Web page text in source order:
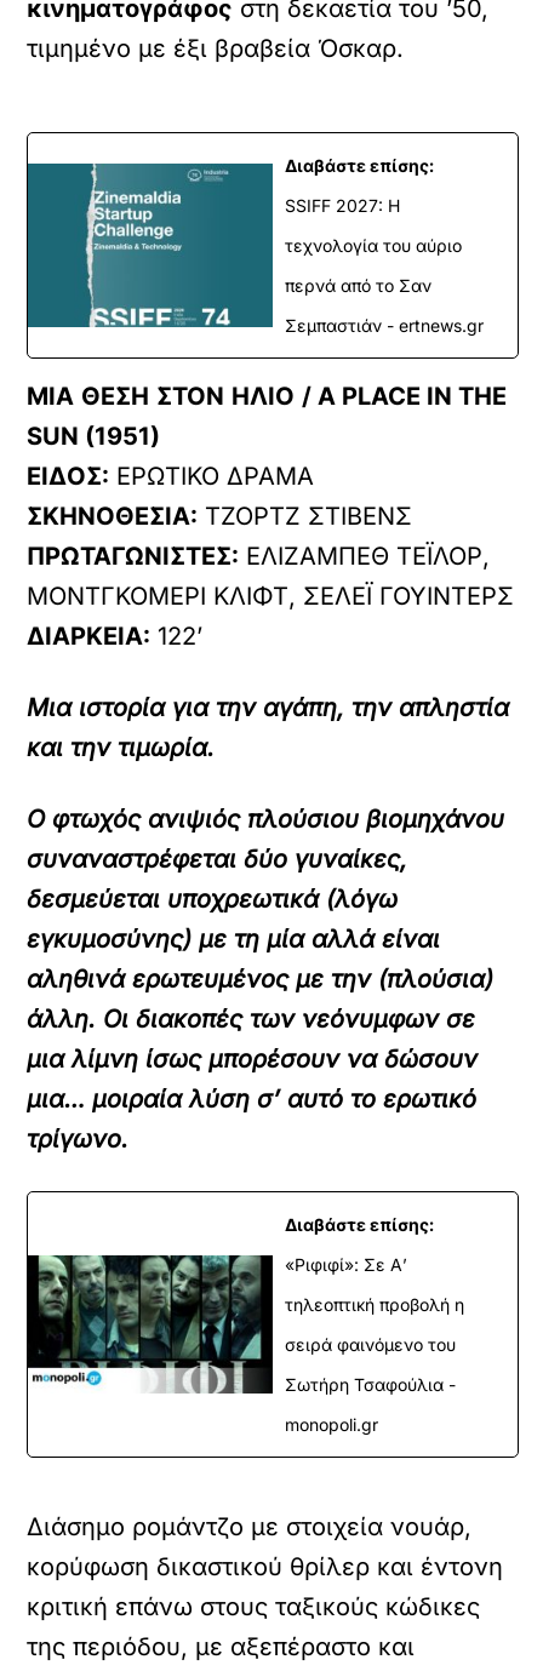
κινηματογράφος στη δεκαετία του ’50,
τιμημένο με έξι βραβεία Όσκαρ.
Διαβάστε επίσης:
SSIFF 2027: Η
τεχνολογία του αύριο
περνά από το Σαν
Σεμπαστιάν - ertnews.gr
ΜΙΑ ΘΕΣΗ ΣΤΟΝ ΗΛΙΟ / A PLACE IN THE
SUN (1951)
ΕΙΔΟΣ: ΕΡΩΤΙΚΟ ΔΡΑΜΑ
ΣΚΗΝΟΘΕΣΙΑ: ΤΖΟΡΤΖ ΣΤΙΒΕΝΣ
ΠΡΩΤΑΓΩΝΙΣΤΕΣ: ΕΛΙΖΑΜΠΕΘ ΤΕΪΛΟΡ,
ΜΟΝΤΓΚΟΜΕΡΙ ΚΛΙΦΤ, ΣΕΛΕΪ ΓΟΥΙΝΤΕΡΣ
ΔΙΑΡΚΕΙΑ: 122’
Μια ιστορία για την αγάπη, την απληστία
και την τιμωρία.
Ο φτωχός ανιψιός πλούσιου βιομηχάνου
συναναστρέφεται δύο γυναίκες,
δεσμεύεται υποχρεωτικά (λόγω
εγκυμοσύνης) με τη μία αλλά είναι
αληθινά ερωτευμένος με την (πλούσια)
άλλη. Οι διακοπές των νεόνυμφων σε
μια λίμνη ίσως μπορέσουν να δώσουν
μια… μοιραία λύση σ’ αυτό το ερωτικό
τρίγωνο.
Διαβάστε επίσης:
«Ριφιφί»: Σε Α’
τηλεοπτική προβολή η
σειρά φαινόμενο του
Σωτήρη Τσαφούλια -
monopoli.gr
Διάσημο ρομάντζο με στοιχεία νουάρ,
κορύφωση δικαστικού θρίλερ και έντονη
κριτική επάνω στους ταξικούς κώδικες
της περιόδου, με αξεπέραστο και